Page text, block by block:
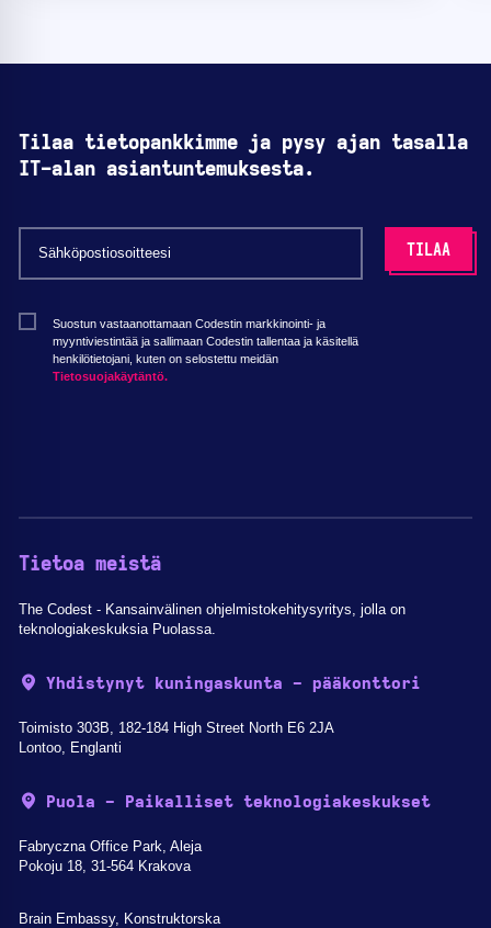
Tilaa tietopankkimme ja pysy ajan tasalla
IT-alan asiantuntemuksesta.
Suostun vastaanottamaan Codestin markkinointi- ja
myyntiviestintää ja sallimaan Codestin tallentaa ja käsitellä
henkilötietojani, kuten on selostettu meidän
Tietosuojakäytäntö.
Tietoa meistä
The Codest - Kansainvälinen ohjelmistokehitysyritys, jolla on
teknologiakeskuksia Puolassa.
Yhdistynyt kuningaskunta - pääkonttori
Toimisto 303B, 182-184 High Street North E6 2JA
Lontoo, Englanti
Puola - Paikalliset teknologiakeskukset
Fabryczna Office Park, Aleja
Pokoju 18, 31-564 Krakova
Brain Embassy, Konstruktorska